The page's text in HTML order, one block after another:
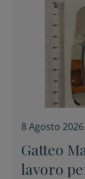
8 Agosto 2026
Gatteo
lavoro